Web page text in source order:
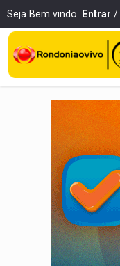
Seja Bem vindo. Entrar /